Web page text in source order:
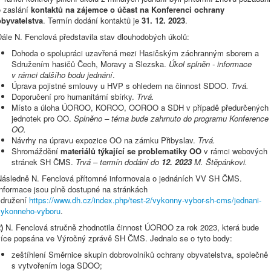
zaslání kontaktů na zájemce o účast na Konferenci ochrany
. Termín dodání kontaktů je 31. 12. 2023.
N. Fenclová představila stav dlouhodobých úkolů:
Dohoda o spolupráci uzavřená mezi Hasičským záchranným sborem a
Sdružením hasičů Čech, Moravy a Slezska. Úkol splněn - informace
v rámci dalšího bodu jednání.
Úprava pojistné smlouvy u HVP s ohledem na činnost SDOO. Trvá.
Doporučení pro humanitární sbírky. Trvá.
Místo a úloha ÚOROO, KOROO, OOROO a SDH v případě předurčených
jednotek pro OO. Splněno – téma bude zahrnuto do programu Konference
OO.
Návrhy na úpravu expozice OO na zámku Přibyslav. Trvá.
Shromáždění materiálů týkající se problematiky OO v rámci webových
stránek SH ČMS. Trvá – termín dodání do 12. 2023M. Štěpánkovi.
N. Fenclová přítomné informovala o jednáních VV SH ČMS.
jsou plně dostupné na stránkách
https://www.dh.cz/index.php/test-2/vykonny-vybor-sh-cms/jednani-
vyboru.
N. Fenclová stručně zhodnotila činnost ÚOROO za rok 2023, která bude
popsána ve Výročný zprávě SH ČMS. Jednalo se o tyto body:
zeštíhlení Směrnice skupin dobrovolníků ochrany obyvatelstva, společně
s vytvořením loga SDOO;